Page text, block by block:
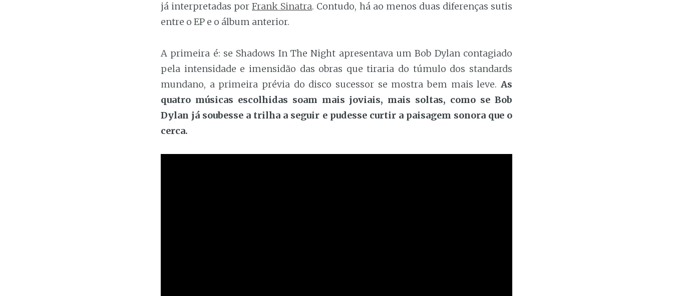
já interpretadas porFrank Sinatra. Contudo, há ao menos duas diferenças sutis
entre o EP e o álbum anterior.
A primeira é: se Shadows In The Night apresentava um Bob Dylan contagiado
pela intensidade e imensidão das obras que tiraria do túmulo dos standards
mundano, a primeira prévia do disco sucessor se mostra bem mais leve. As
quatro músicas escolhidas soam mais joviais, mais soltas, como se Bob
Dylan já soubesse a trilha a seguir e pudesse curtir a paisagem sonora que o
cerca.